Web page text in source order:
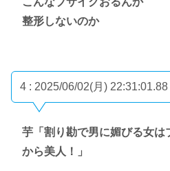
整形しないのか
4 : 2025/06/02(月) 22:31:01.88
芋「割り勘で男に媚びる女は
から美人！」